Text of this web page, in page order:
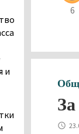
6
и